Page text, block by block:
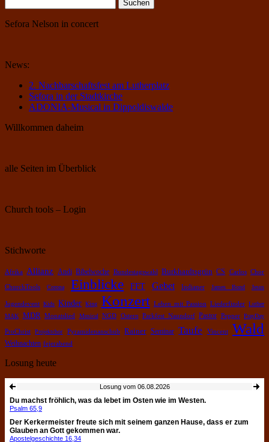
nach:
Sefora Nelson in concert
News:
2. Nachbarschaftsfest am Lutherplatz
Sefora in der Stadtkirche
ADONIA-Musical in Dippoldiswalde
Willkommen daheim
alle Seiten im Überblick
Church tools – Login
Stichworte
Afrika Allianz Andi Bibelwoche Bundestagswahl Burkhardtsgrün CS Carlos Chor
ChurchTools Corona Einblicke FFT Gebet Indianer James Bond Jesus
Jugendevent Kids Kinder King Konzert Leben mit Passion Liederfinder Luther
MAK
MDR Monatslied Musical NGD Ostern Parkfest Naundorf Pastor Pepper PrayDay
ProChrist Projektchor Pyramidenanschub Rainer Seminar Taufe Vincent Wald
Weihnachten fejerabend
Losung heute